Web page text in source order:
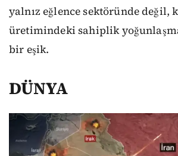
yalnız eğlence sektöründe değil,
üretimindeki sahiplik
bir eşik.
DÜNYA